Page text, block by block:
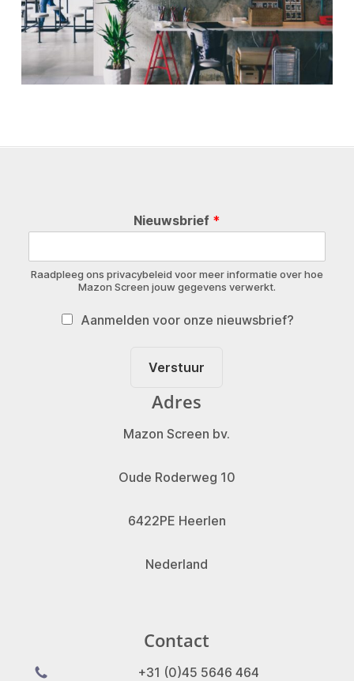
Nieuwsbrief *
Raadpleeg ons privacybeleid voor meer informatie over hoe
Mazon Screen jouw gegevens verwerkt.
Aanmelden voor onze nieuwsbrief?
Verstuur
Adres
Mazon Screen bv.
Oude Roderweg 10
6422PE Heerlen
Nederland
Contact
+31 (0)45 5646 464